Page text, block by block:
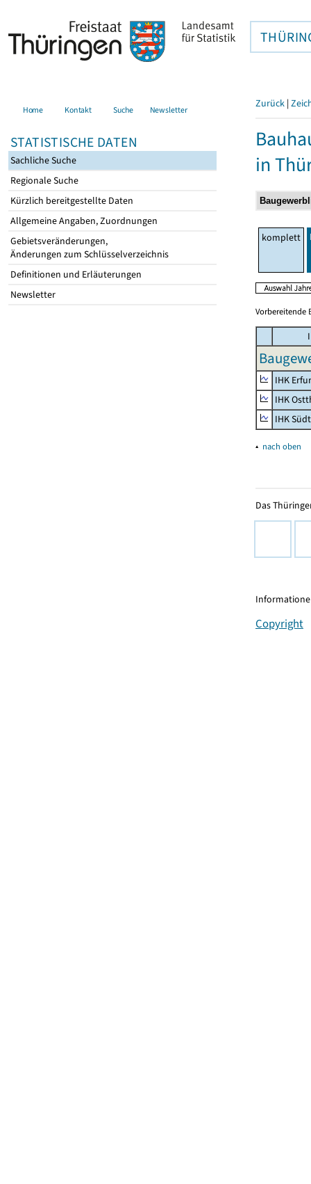
Home Kontakt Suche Newsletter
STATISTISCHE DATEN
Sachliche Suche
Regionale Suche
Kürzlich bereitgestellte Daten
Allgemeine Angaben, Zuordnungen
Gebietsveränderungen,
Änderungen zum Schlüsselverzeichnis
Definitionen und Erläuterungen
Newsletter
Zurück |
in
komplett
Vorbereitende
IHK
IHK
IHK
▴ nach oben
Das
Copyright